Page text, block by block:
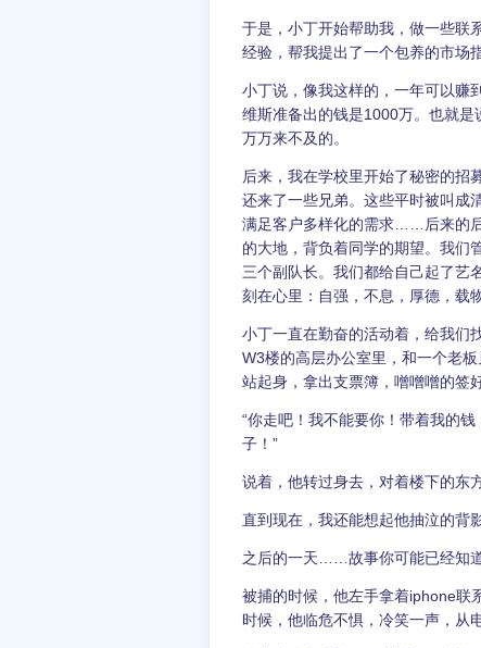
于是，小丁开始帮助我，做一些联
经验，帮我提出了一个包养的市场
小丁说，像我这样的，一年可以赚
维斯准备出的钱是1000万。也就
万万来不及的。
后来，我在学校里开始了秘密的招
还来了一些兄弟。这些平时被叫成
满足客户多样化的需求……后来的
的大地，背负着同学的期望。我们
三个副队长。我们都给自己起了艺
刻在心里：自强，不息，厚德，载物
小丁一直在勤奋的活动着，给我
W3楼的高层办公室里，和一个老
站起身，拿出支票簿，噌噌噌的签
“你走吧！我不能要你！带着我的
子！”
说着，他转过身去，对着楼下的东
直到现在，我还能想起他抽泣的背
之后的一天……故事你可能已经知
被捕的时候，他左手拿着iphone联
时候，他临危不惧，冷笑一声，从